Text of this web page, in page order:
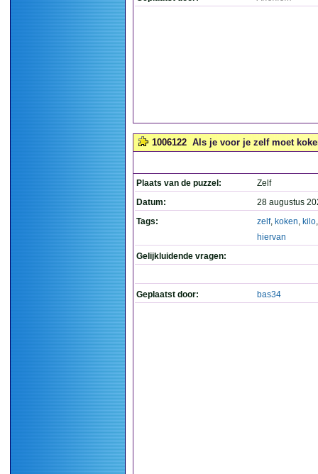
1006122 Als je voor je zelf moet
Plaats van de puzzel:
Zelf
Datum:
28 augustus
Tags:
zelf, koken, kilo
hiervan
Gelijkluidende vragen:
Geplaatst door: bas34